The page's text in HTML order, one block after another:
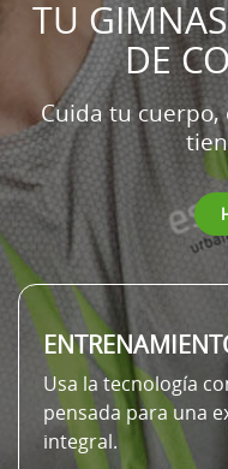
TU
DE
Cuida tu cuerpo,
Usa la tecnología
pensada para una
integral.